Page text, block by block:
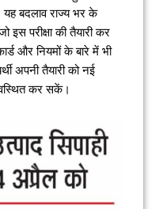
बदलाव राज्य भर के
इस परीक्षा की तैयारी कर
और नियमों के बारे में भी
अपनी तैयारी को नई
कर सकें।